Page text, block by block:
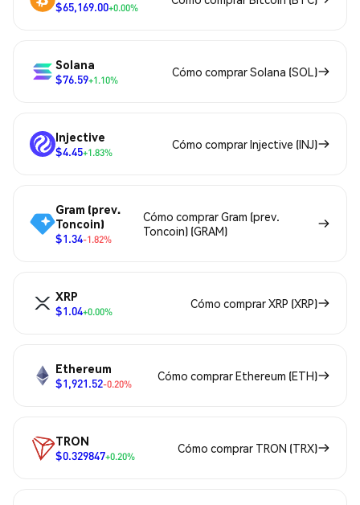
$65,169.00+0.00%
Solana
$76.59+1.10%
Cómo comprar Solana (SOL)
Injective
$4.45+1.83%
Cómo comprar Injective (INJ)
Gram (prev.
Toncoin)
$1.34-1.82%
Cómo comprar Gram (prev.
Toncoin) (GRAM)
XRP
$1.04+0.00%
Cómo comprar XRP (XRP)
Ethereum
$1,921.52-0.20%
Cómo comprar Ethereum (ETH)
TRON
$0.329847+0.20%
Cómo comprar TRON (TRX)